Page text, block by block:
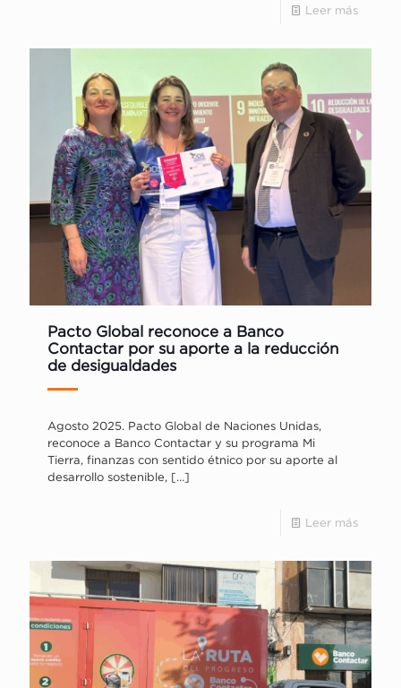
Leer más
Pacto Global reconoce a Banco
Contactar por su aporte a la reducción
de desigualdades
Agosto 2025. Pacto Global de Naciones Unidas,
reconoce a Banco Contactar y su programa Mi
Tierra, finanzas con sentido étnico por su aporte al
desarrollo sostenible, […]
Leer más